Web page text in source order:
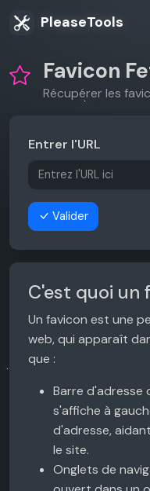
PleaseTools
Favicon
Récupérer les
Entrer l'URL
Valider
C'est quoi un
Un favicon est une
web, qui apparaît
que :
Barre d'adresse
s'affiche à
d'adresse,
le site.
Onglets de